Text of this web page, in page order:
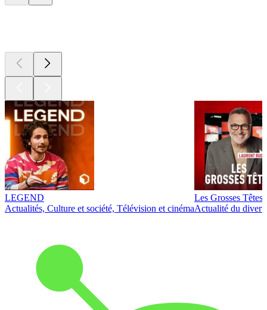
LEGEND
Actualités, Culture et société, Télévision et cinéma
Les Grosses Têtes
Actualité du